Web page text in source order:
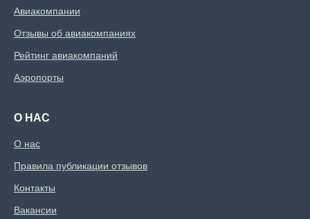
Авиакомпании
Отзывы об авиакомпаниях
Рейтинг авиакомпаний
Аэропорты
О НАС
О нас
Правила публикации отзывов
Контакты
Вакансии